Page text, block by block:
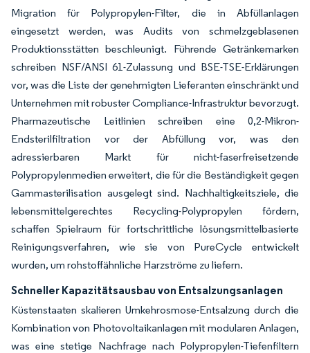
Migration für Polypropylen-Filter, die in Abfüllanlagen
eingesetzt werden, was Audits von schmelzgeblasenen
Produktionsstätten beschleunigt. Führende Getränkemarken
schreiben NSF/ANSI 61-Zulassung und BSE-TSE-Erklärungen
vor, was die Liste der genehmigten Lieferanten einschränkt und
Unternehmen mit robuster Compliance-Infrastruktur bevorzugt.
Pharmazeutische Leitlinien schreiben eine 0,2-Mikron-
Endsterilfiltration vor der Abfüllung vor, was den
adressierbaren Markt für nicht-faserfreisetzende
Polypropylenmedien erweitert, die für die Beständigkeit gegen
Gammasterilisation ausgelegt sind. Nachhaltigkeitsziele, die
lebensmittelgerechtes Recycling-Polypropylen fördern,
schaffen Spielraum für fortschrittliche lösungsmittelbasierte
Reinigungsverfahren, wie sie von PureCycle entwickelt
wurden, um rohstoffähnliche Harzströme zu liefern.
Schneller Kapazitätsausbau von Entsalzungsanlagen
Küstenstaaten skalieren Umkehrosmose-Entsalzung durch die
Kombination von Photovoltaikanlagen mit modularen Anlagen,
was eine stetige Nachfrage nach Polypropylen-Tiefenfiltern